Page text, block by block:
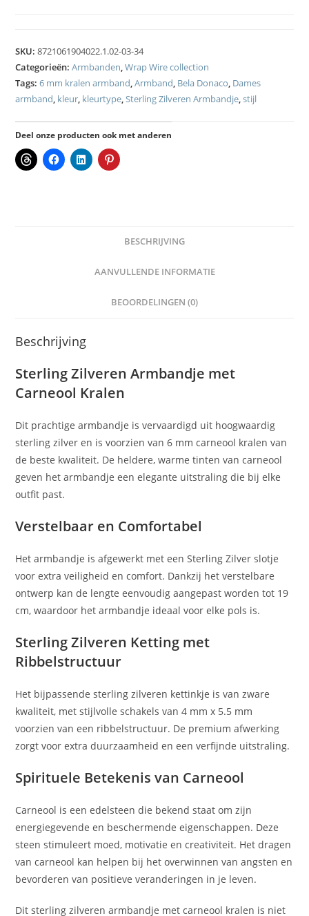
SKU:8721061904022.1.02-03-34
Categorieën:Armbanden,Wrap Wire collection
Tags:6 mm kralen armband,Armband, Bela Donaco, Dames
armband, kleur, kleurtype,Sterling Zilveren Armbandje,stijl
Deel onze producten ook met anderen
BESCHRIJVING
AANVULLENDE INFORMATIE
BEOORDELINGEN (0)
Beschrijving
Sterling Zilveren Armbandje met
Carneool Kralen
Dit prachtige armbandje is vervaardigd uit hoogwaardig
sterling zilver en is voorzien van 6 mm carneool kralen van
de beste kwaliteit. De heldere, warme tinten van carneool
geven het armbandje een elegante uitstraling die bij elke
outfit past.
Verstelbaar en Comfortabel
Het armbandje is afgewerkt met een Sterling Zilver slotje
voor extra veiligheid en comfort. Dankzij het verstelbare
ontwerp kan de lengte eenvoudig aangepast worden tot 19
cm, waardoor het armbandje ideaal voor elke pols is.
Sterling Zilveren Ketting met
Ribbelstructuur
Het bijpassende sterling zilveren kettinkje is van zware
kwaliteit, met stijlvolle schakels van 4 mm x 5.5 mm
voorzien van een ribbelstructuur. De premium afwerking
zorgt voor extra duurzaamheid en een verfijnde uitstraling.
Spirituele Betekenis van Carneool
Carneool is een edelsteen die bekend staat om zijn
energiegevende en beschermende eigenschappen. Deze
steen stimuleert moed, motivatie en creativiteit. Het dragen
van carneool kan helpen bij het overwinnen van angsten en
bevorderen van positieve veranderingen in je leven.
Dit sterling zilveren armbandje met carneool kralen is niet